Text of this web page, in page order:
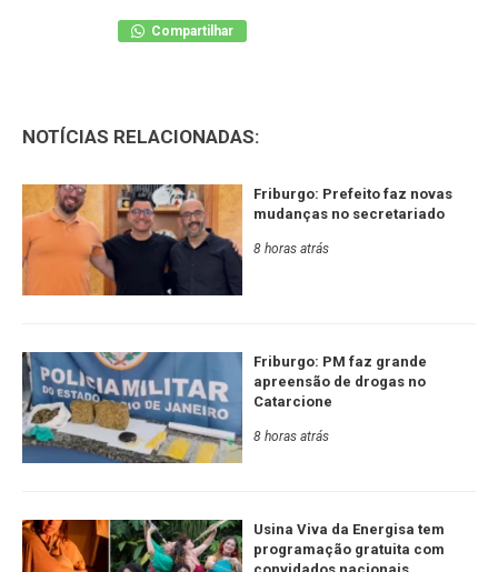
Compartilhar
NOTÍCIAS RELACIONADAS:
Friburgo: Prefeito faz novas
mudanças no secretariado
8 horas atrás
Friburgo: PM faz grande
apreensão de drogas no
Catarcione
8 horas atrás
Usina Viva da Energisa tem
programação gratuita com